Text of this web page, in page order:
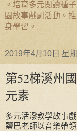
。培育多元閱讀種
園故事戲劇活動。
身學習。
2019年4月10日 星
第52梯溪州
元素
多元活潑教學故事
鹽巴老師以音樂帶